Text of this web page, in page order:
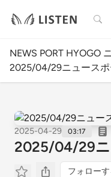
検索
NEWS PORT HYOGO
2025/04/29ニュース
2025-04-29 03:17
2025/04/29
フォローす